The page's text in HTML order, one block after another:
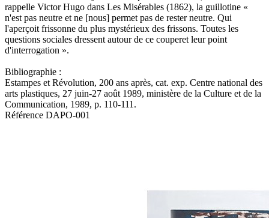
rappelle Victor Hugo dans Les Misérables (1862), la guillotine «
n'est pas neutre et ne [nous] permet pas de rester neutre. Qui
l'aperçoit frissonne du plus mystérieux des frissons. Toutes les
questions sociales dressent autour de ce couperet leur point
d'interrogation ».
Bibliographie :
Estampes et Révolution, 200 ans après, cat. exp. Centre national des
arts plastiques, 27 juin-27 août 1989, ministère de la Culture et de la
Communication, 1989, p. 110-111.
Référence DAPO-001